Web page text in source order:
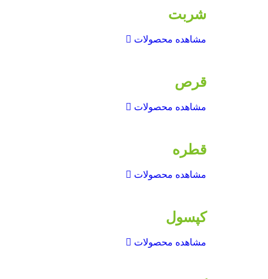
شربت
مشاهده محصولات
قرص
مشاهده محصولات
قطره
مشاهده محصولات
کپسول
مشاهده محصولات